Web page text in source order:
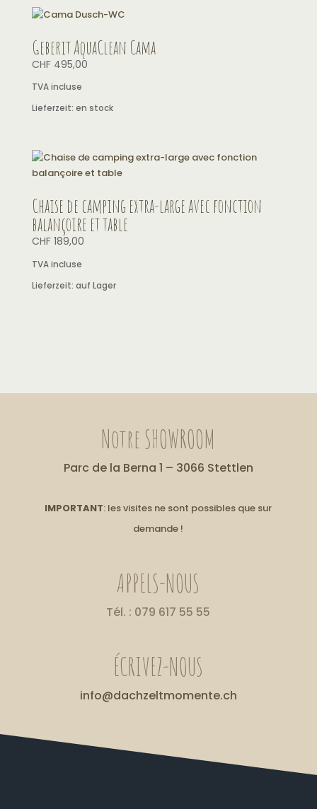
Geberit AquaClean Cama
CHF495,00
TVA incluse
Lieferzeit: en stock
Chaise de camping extra-large avec fonction
balançoire et table
CHF189,00
TVA incluse
Lieferzeit: auf Lager
Notre SHOWROOM
Parc de la Berna 1 – 3066 Stettlen
IMPORTANT: les visites ne sont possibles que sur
demande !
APPELS-NOUS
Tél. : 079 617 55 55
ÉCRIVEZ-NOUS
info@dachzeltmomente.ch